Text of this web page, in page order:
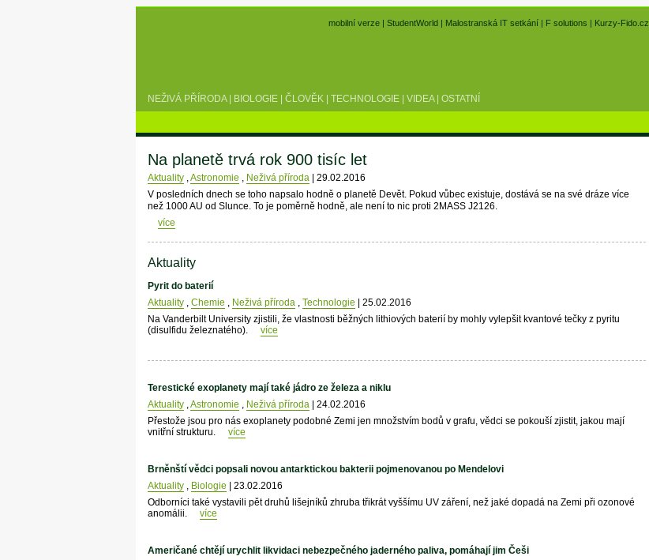
mobilní verze |StudentWorld | Malostranská IT setkání | F solutions | Kurzy-Fido.cz
NEŽIVÁ PŘÍRODA| BIOLOGIE | ČLOVĚK | TECHNOLOGIE | VIDEA| OSTATNÍ
Na planetě trvá rok 900 tisíc let
Aktuality,Astronomie , Neživá příroda| 29.02.2016
V posledních dnech se toho napsalo hodně o planetě Devět. Pokud vůbec existuje, dostává se na své dráze více
než 1000 AU od Slunce. To je poměrně hodně, ale není to nic proti 2MASS J2126.
více
Aktuality
Pyrit do baterií
Aktuality, Chemie , Neživá příroda, Technologie | 25.02.2016
Na Vanderbilt University zjistili, že vlastnosti běžných lithiových baterií by mohly vylepšit kvantové tečky z pyritu
(disulfidu železnatého).
více
Terestické exoplanety mají také jádro ze železa a niklu
Aktuality,Astronomie , Neživá příroda| 24.02.2016
Přestože jsou pro nás exoplanety podobné Zemi jen množstvím bodů v grafu, vědci se pokouší zjistit, jakou mají
vnitřní strukturu.
více
Brněnští vědci popsali novou antarktickou bakterii pojmenovanou po Mendelovi
Aktuality, Biologie | 23.02.2016
Odborníci také vystavili pět druhů lišejníků zhruba třikrát vyššímu UV záření, než jaké dopadá na Zemi při ozonové
anomálii.
více
Američané chtějí urychlit likvidaci nebezpečného jaderného paliva, pomáhají jim Češi